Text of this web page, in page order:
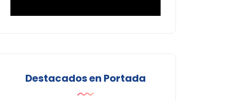
Destacados en Portada